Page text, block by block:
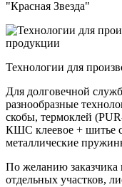
"Красная Звезда"
Технологии для
Для долговечной
разнообразные
скобы, термоклей
КШС клеевое + шитье
металлические
По желанию
отдельных участков,